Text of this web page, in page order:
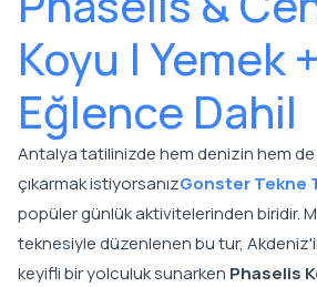
Koyu | Yemek +
Eğlence Dahil
Antalya tatilinizde hem denizin hem de
çıkarmak istiyorsanızGonster Tekne
popüler günlük aktivitelerinden biridir.
teknesiyle düzenlenen bu tur,
keyifli bir yolculuk sunarken Phaselis